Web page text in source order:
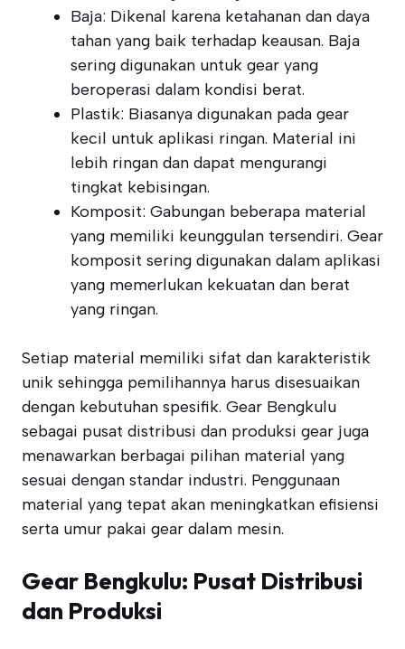
Baja: Dikenal karena ketahanan dan daya
tahan yang baik terhadap keausan. Baja
sering digunakan untuk gear yang
beroperasi dalam kondisi berat.
Plastik: Biasanya digunakan pada gear
kecil untuk aplikasi ringan. Material ini
lebih ringan dan dapat mengurangi
tingkat kebisingan.
Komposit: Gabungan beberapa material
yang memiliki keunggulan tersendiri. Gear
komposit sering digunakan dalam aplikasi
yang memerlukan kekuatan dan berat
yang ringan.
Setiap material memiliki sifat dan karakteristik
unik sehingga pemilihannya harus disesuaikan
dengan kebutuhan spesifik. Gear Bengkulu
sebagai pusat distribusi dan produksi gear juga
menawarkan berbagai pilihan material yang
sesuai dengan standar industri. Penggunaan
material yang tepat akan meningkatkan efisiensi
serta umur pakai gear dalam mesin.
Gear Bengkulu: Pusat Distribusi
dan Produksi